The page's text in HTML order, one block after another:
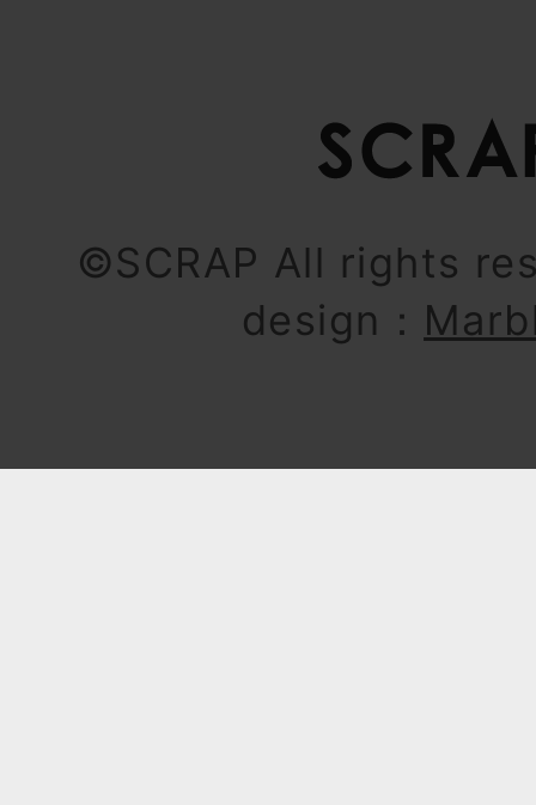
©SCRAP All rights
design：